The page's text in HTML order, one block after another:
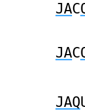
JAC
JAC
JAQ